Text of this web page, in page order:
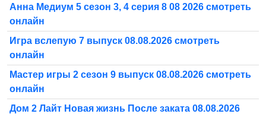
Анна Медиум 5 сезон 3, 4 серия 8 08 2026 смотреть
онлайн
Игра вслепую 7 выпуск 08.08.2026 смотреть
онлайн
Мастер игры 2 сезон 9 выпуск 08.08.2026 смотреть
онлайн
Дом 2 Лайт Новая жизнь После заката 08.08.2026